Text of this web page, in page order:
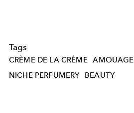
Tags
CRÈME DE LA CRÈME AMOUAGE
NICHE PERFUMERY
BEAUTY